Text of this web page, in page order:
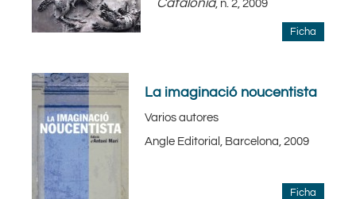
Catalonia, n. 2, 2009
Ficha
La imaginació noucentista
Varios autores
Angle Editorial, Barcelona, 2009
Ficha